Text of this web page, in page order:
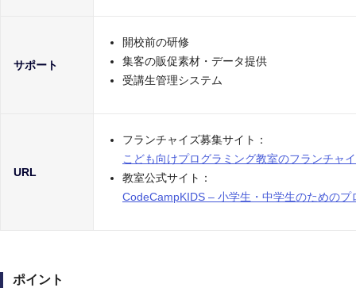
サポート
開校前の研修
集客の販促素材・データ提供
受講生管理システム
URL
フランチャイズ募集サイト：
こども向けプログラミング教室のフランチャ
教室公式サイト：
CodeCampKIDS – 小学生・中学生のためのプ
ポイント